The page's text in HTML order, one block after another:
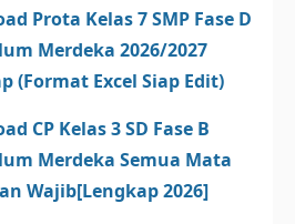
Prota Kelas 7 SMP Fase D
Merdeka 2026/2027
(Format Excel Siap Edit)
CP Kelas 3 SD Fase B
Merdeka Semua Mata
Wajib[Lengkap 2026]